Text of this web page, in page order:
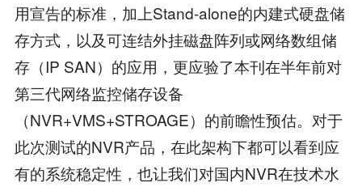
用宣告的标准，加上Stand-alone的内建式硬盘储
存方式，以及可连结外挂磁盘阵列或网络数组储
存（IP SAN）的应用，更应验了本刊在半年前对
第三代网络监控储存设备
（NVR+VMS+STROAGE）的前瞻性预估。对于
此次测试的NVR产品，在此架构下都可以看到应
有的系统稳定性，也让我们对国内NVR在技术水